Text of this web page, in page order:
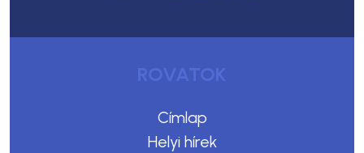
ROVATOK
Címlap
Helyi hírek